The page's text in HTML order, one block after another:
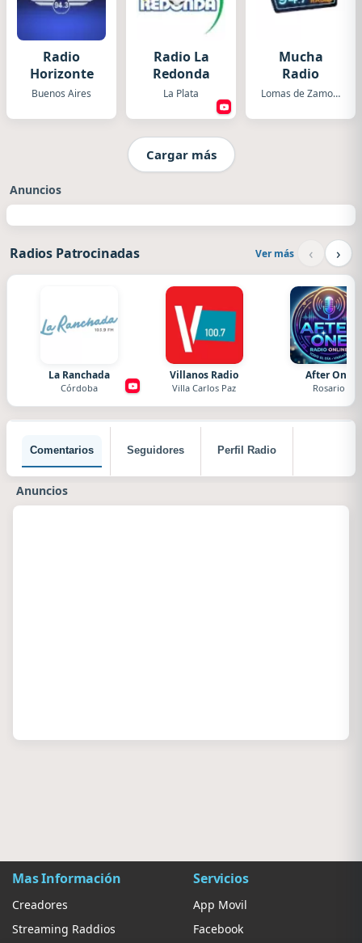
Radio
Horizonte
Buenos Aires
Radio La
Redonda
La Plata
Mucha
Radio
Lomas de Zamora
Cargar más
Anuncios
Radios Patrocinadas Ver más ‹ ›
La Ranchada
Córdoba
Villanos Radio
Villa Carlos Paz
After One
Rosario
Comentarios Seguidores Perfil Radio
Anuncios
Mas Información
Creadores
Streaming Raddios
Servicios
App Movil
Facebook